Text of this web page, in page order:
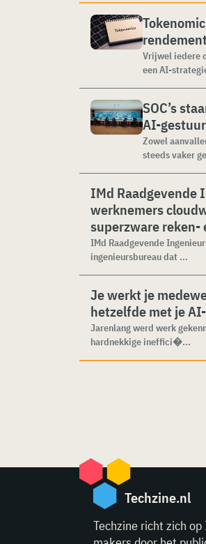
Vrijwel iedere
een AI-
SOC’s
AI-
Zowel
steeds vaker
IMd Raadgevende
werknemers
superzware
IMd Raadgevende
ingenieursbureau dat ...
Je werkt je
hetzelfde met je
Jarenlang werd werk
hardnekkige ineffici�...
Techzine.nl
Techzine richt zich